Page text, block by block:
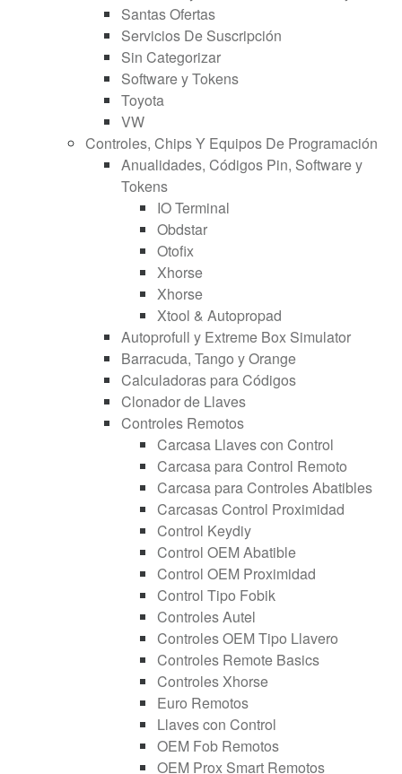
Santas Ofertas
Servicios De Suscripción
Sin Categorizar
Software y Tokens
Toyota
VW
Controles, Chips Y Equipos De Programación
Anualidades, Códigos Pin, Software y
Tokens
IO Terminal
Obdstar
Otofix
Xhorse
Xhorse
Xtool & Autopropad
Autoprofull y Extreme Box Simulator
Barracuda, Tango y Orange
Calculadoras para Códigos
Clonador de Llaves
Controles Remotos
Carcasa Llaves con Control
Carcasa para Control Remoto
Carcasa para Controles Abatibles
Carcasas Control Proximidad
Control Keydiy
Control OEM Abatible
Control OEM Proximidad
Control Tipo Fobik
Controles Autel
Controles OEM Tipo Llavero
Controles Remote Basics
Controles Xhorse
Euro Remotos
Llaves con Control
OEM Fob Remotos
OEM Prox Smart Remotos